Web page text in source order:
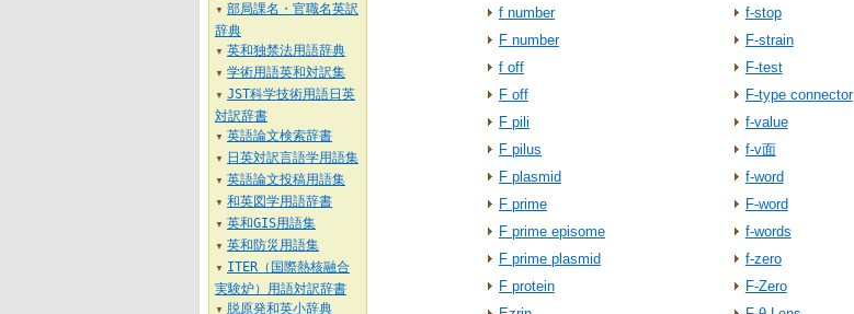
f number
F number
f off
F off
F pili
F pilus
F plasmid
F prime
F prime episome
F prime plasmid
F protein
f-stop
F-strain
F-test
F-type connector
f-value
f-v面
f-word
F-word
f-words
f-zero
F-Zero
▼ 部局課名・官職名英訳
辞典
▼ 英和独禁法用語辞典
▼ 学術用語英和対訳集
▼ JST科学技術用語日英
対訳辞書
▼ 英語論文検索辞書
▼ 日英対訳言語学用語集
▼ 英語論文投稿用語集
▼ 和英図学用語辞書
▼ 英和GIS用語集
▼ 英和防災用語集
▼
ITER（国際熱核融合
実験炉）用語対訳辞書
▼ 脱原発和英小辞典